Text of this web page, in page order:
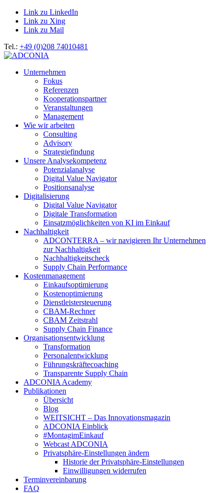
Link zu LinkedIn
Link zu Xing
Link zu Mail
Tel.: +49 (0)208 74010481
Unternehmen
Fokus
Referenzen
Kooperationspartner
Veranstaltungen
Management
Wie wir arbeiten
Consulting
Advisory
Strategiefindung
Unsere Analysekompetenz
Potenzialanalyse
Digital Value Navigator
Positionsanalyse
Digitalisierung
Digital Value Navigator
Digitale Transformation
Einsatzmöglichkeiten von KI im Einkauf
Nachhaltigkeit
ADCONTERRA – wir navigieren Ihr Unternehmen
zur Nachhaltigkeit
Nachhaltigkeitscheck
Supply Chain Performance
Kostenmanagement
Einkaufsoptimierung
Kostenoptimierung
Dienstleistersteuerung
CBAM-Rechner
CBAM Zeitstrahl
Supply Chain Finance
Organisationsentwicklung
Transformation
Personalentwicklung
Führungskräftecoaching
Transparente Supply Chain
ADCONIA Academy
Publikationen
Übersicht
Blog
WEITSICHT – Das Innovationsmagazin
ADCONIA Einblick
#MontagimEinkauf
Webcast ADCONIA
Privatsphäre-Einstellungen ändern
Historie der Privatsphäre-Einstellungen
Einwilligungen widerrufen
Terminvereinbarung
FAQ